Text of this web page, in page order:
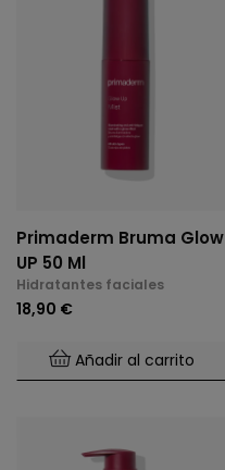
Primaderm Bruma Glow
UP 50 Ml
Hidratantes faciales
18,90 €
Añadir al carrito